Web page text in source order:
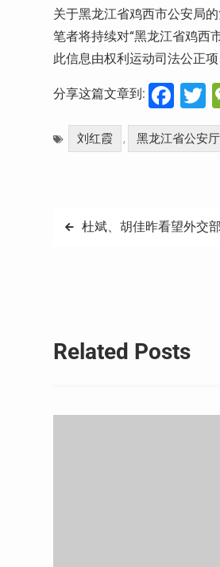
关于黑龙江省鸡西市公安局
笔者将持续对“黑龙江省鸡西
此信息由权利运动司法公正
分享这篇文章到:
刘红霞 , 黑龙江省公安
文 杜斌、胡佳昨看望外交
Related Posts